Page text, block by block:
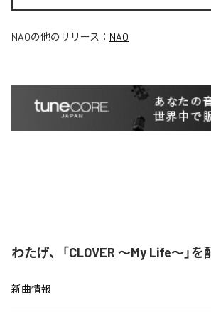
NAOの他のリリース： NAO
わたげ、「CLOVER ～My Life～」
新曲情報